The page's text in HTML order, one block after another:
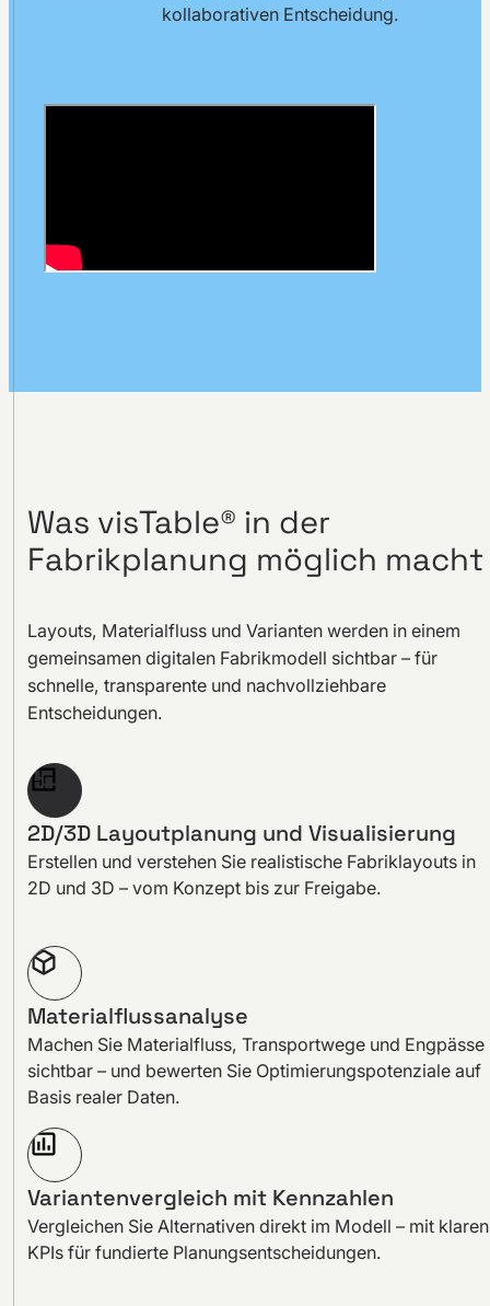
kollaborativen Entscheidung.
Was visTable® in der
Fabrikplanung möglich macht
Layouts, Materialfluss und Varianten werden in einem
gemeinsamen digitalen Fabrikmodell sichtbar – für
schnelle, transparente und nachvollziehbare
Entscheidungen.
2D/3D Layoutplanung und Visualisierung
Erstellen und verstehen Sie realistische Fabriklayouts in
2D und 3D – vom Konzept bis zur Freigabe.
Materialflussanalyse
Machen Sie Materialfluss, Transportwege und Engpässe
sichtbar – und bewerten Sie Optimierungspotenziale auf
Basis realer Daten.
Variantenvergleich mit Kennzahlen
Vergleichen Sie Alternativen direkt im Modell – mit klaren
KPIs für fundierte Planungsentscheidungen.